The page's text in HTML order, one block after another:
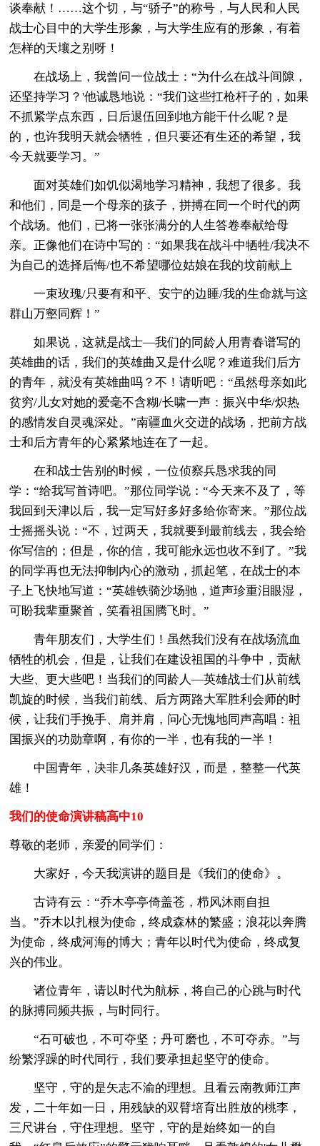
谈奉献！……这个切，与“骄子”的称号，与人民和人民
战士心目中的大学生形象，与大学生应有的形象，有着
怎样的天壤之别呀！
在战场上，我曾问一位战士：“为什么在战斗间隙，
还坚持学习？'他诚恳地说：“我们这些扛枪杆子的，如果
不抓紧学点东西，日后退伍回到地方能干什么呢？是
的，也许我明天就会牺牲，但只要还有生还的希望，我
今天就要学习。”
面对英雄们如饥似渴地学习精神，我想了很多。我
和他们，同是一个母亲的孩子，拼搏在同一个时代的两
个战场。他们，已将一张张满分的人生答卷奉献给母
亲。正像他们在诗中写的：“如果我在战斗中牺牲/我决不
为自己的选择后悔/也不希望哪位姑娘在我的坟前献上
一束玫瑰/只要有和平、安宁的边睡/我的生命就与这
群山万壑同辉！”
如果说，这就是战士—我们的同龄人用青春谱写的
英雄曲的话，我们的英雄曲又是什么呢？难道我们后方
的青年，就没有英雄曲吗？不！请听吧：“虽然母亲如此
贫穷/儿女对她的爱毫不含糊/长啸一声：振兴中华/炽热
的感情发自灵魂深处。”南疆血火交迸的战场，把前方战
士和后方青年的心紧紧地连在了一起。
在和战士告别的时候，一位侦察兵恳求我的同
学：“给我写首诗吧。”那位同学说：“今天来不及了，等
我回到天津以后，我一定写好多好多给你寄来。”那位战
士摇摇头说：“不，过两天，我就要到最前线去，我会给
你写信的；但是，你的信，我可能永远也收不到了。”我
的同学再也无法抑制内心的激动，抓起笔，在战士的本
子上飞快地写道：“英雄铁骑沙场驰，道声珍重泪眼湿，
可盼我辈重聚首，笑看祖国腾飞时。”
青年朋友们，大学生们！虽然我们没有在战场流血
牺牲的机会，但是，让我们在建设祖国的斗争中，贡献
大些、更大些吧！当我们的同龄人—英雄战士们从前线
凯旋的时候，当我们前线、后方两路大军胜利会师的时
候，让我们手挽手、肩并肩，问心无愧地同声高唱：祖
国振兴的功勋章啊，有你的一半，也有我的一半！
中国青年，决非几条英雄好汉，而是，整整一代英
雄！
我们的使命演讲稿高中10
尊敬的老师，亲爱的同学们：
大家好，今天我演讲的题目是《我们的使命》。
古诗有云：“乔木亭亭倚盖苍，栉风沐雨自担
当。”乔木以扎根为使命，终成森林的繁盛；浪花以奔腾
为使命，终成河海的博大；青年以时代为使命，终成复
兴的伟业。
诸位青年，请以时代为航标，将自己的心跳与时代
的脉搏同频共振，与时同行。
“石可破也，不可夺坚；丹可磨也，不可夺赤。”与
纷繁浮躁的时代同行，我们要承担起坚守的使命。
坚守，守的是矢志不渝的理想。且看云南教师江声
发，二十年如一日，用残缺的双臂培育出胜放的桃李，
三尺讲台，守住理想。坚守，守的是始终如一的自